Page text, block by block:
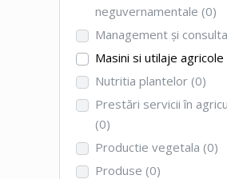
neguvernamentale (0)
Management şi
Masini si utilaje agricole
Nutritia plantelor (0)
Prestări servicii în
(0)
Productie vegetala (0)
Produse (0)